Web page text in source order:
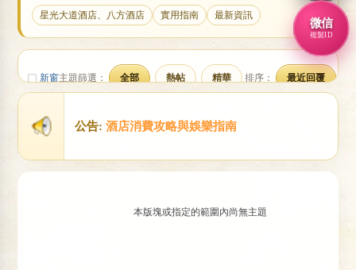
星光大道酒店、八方酒店 實用指南 最新資訊
新窗主題篩選： 全部 熱帖 精華 排序： 最近回覆
公告: 酒店消費攻略與娛樂指南
本版塊或指定的範圍內尚無主題
微信
複製ID